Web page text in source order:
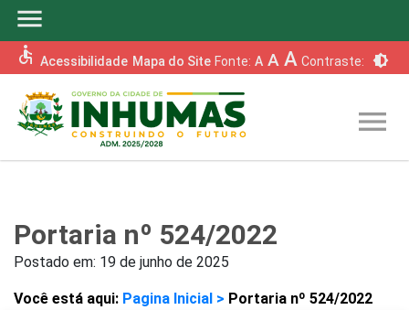
menu
accessible Acessibilidade Mapa do Site Fonte: A A A Contraste: brightness_6
menu
Portaria nº 524/2022
Postado em: 19 de junho de 2025
Você está aqui: Pagina Inicial > Portaria nº 524/2022